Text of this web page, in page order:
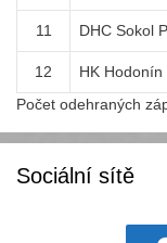
11 DHC Sokol
12 HK Hodonín
Počet odehraných
Sociální sítě